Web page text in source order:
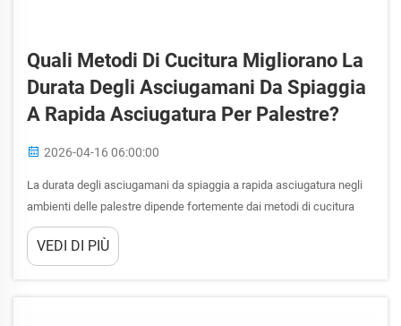
Quali Metodi Di Cucitura Migliorano La
Durata Degli Asciugamani Da Spiaggia
A Rapida Asciugatura Per Palestre?
2026-04-16 06:00:00
La durata degli asciugamani da spiaggia a rapida asciugatura negli
ambienti delle palestre dipende fortemente dai metodi di cucitura
impiegati durante la produzione. Ambienti commerciali ad alto
traffico, come centri fitness e strutture sportive, richiedono
VEDI DI PIÙ